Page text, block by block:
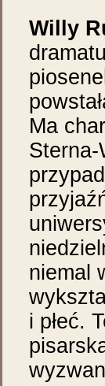
Willy
Ma
Sterna-
niemal
i płeć.